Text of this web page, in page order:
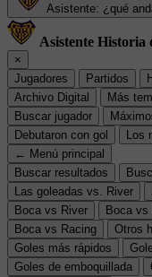
Asistente: ¿qué
Asistente Historia
×
Jugadores
Partidos
Archivo Digital
Más
Buscar jugador
Debutaron con gol
← Menú principal
Buscar resultados
Las goleadas vs. River
Boca vs River
Boca vs
Boca vs Racing
Otros
Goles más rápidos
Goles de emboquillada